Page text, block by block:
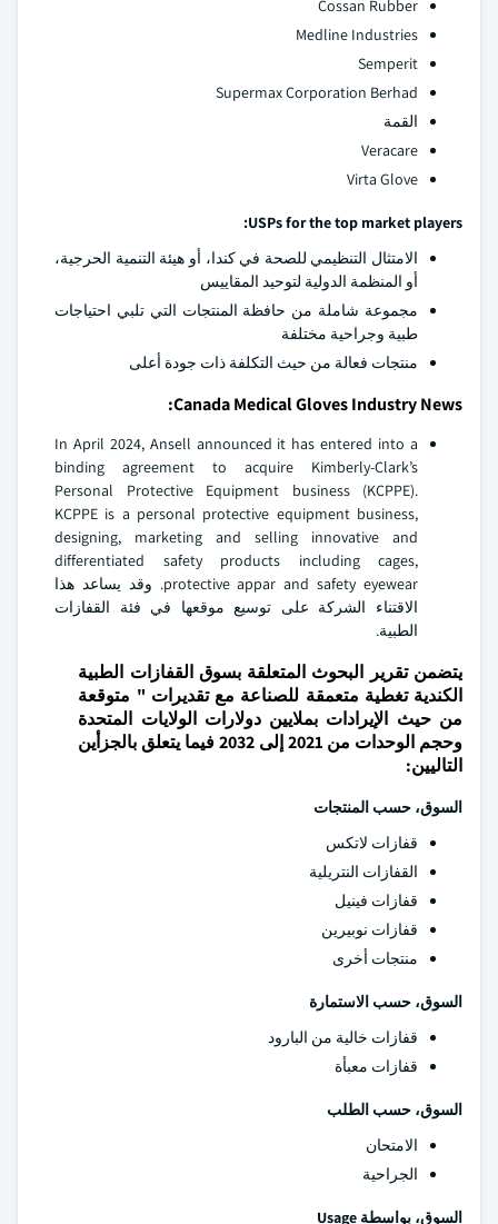
Cossan Rubber
Medline Industries
Semperit
Supermax Corporation Berhad
القمة
Veracare
Virta Glove
USPs for the top market players:
الامتثال التنظيمي للصحة في كندا، أو هيئة التنمية الحرجية،
أو المنظمة الدولية لتوحيد المقاييس
مجموعة شاملة من حافظة المنتجات التي تلبي احتياجات
طبية وجراحية مختلفة
منتجات فعالة من حيث التكلفة ذات جودة أعلى
Canada Medical Gloves Industry News:
In April 2024, Ansell announced it has entered into a
binding agreement to acquire Kimberly-Clark’s
Personal Protective Equipment business (KCPPE).
KCPPE is a personal protective equipment business,
designing, marketing and selling innovative and
differentiated safety products including cages,
protective appar and safety eyewear. وقد يساعد هذا
الاقتناء الشركة على توسيع موقعها في فئة القفازات
الطبية.
يتضمن تقرير البحوث المتعلقة بسوق القفازات الطبية
الكندية تغطية متعمقة للصناعة مع تقديرات " متوقعة
من حيث الإيرادات بملايين دولارات الولايات المتحدة
وحجم الوحدات من 2021 إلى 2032 فيما يتعلق بالجزأين
التاليين:
السوق، حسب المنتجات
قفازات لاتكس
القفازات النتريلية
قفازات فينيل
قفازات نوبيرين
منتجات أخرى
السوق، حسب الاستمارة
قفازات خالية من البارود
قفازات معبأة
السوق، حسب الطلب
الامتحان
الجراحية
السوق، بواسطة Usage